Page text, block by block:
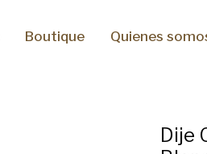
Boutique Quienes
Dije